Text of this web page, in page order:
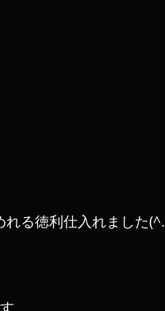
る徳利仕入れました